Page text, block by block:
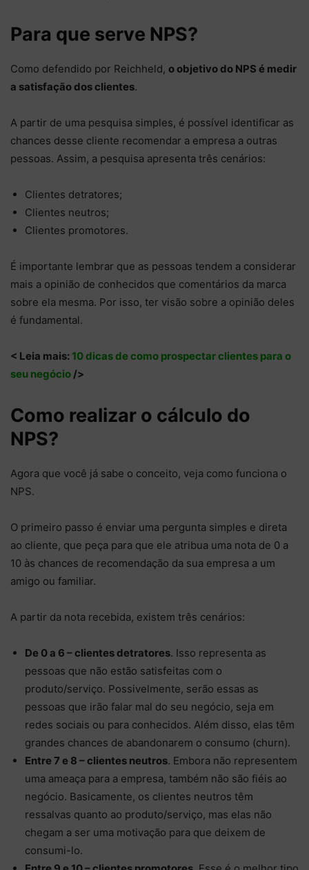
Para que serve NPS?
Como defendido por Reichheld, o objetivo do NPS é medir
a satisfação dos clientes.
A partir de uma pesquisa simples, é possível identificar as
chances desse cliente recomendar a empresa a outras
pessoas. Assim, a pesquisa apresenta três cenários:
Clientes detratores;
Clientes neutros;
Clientes promotores.
É importante lembrar que as pessoas tendem a considerar
mais a opinião de conhecidos que comentários da marca
sobre ela mesma. Por isso, ter visão sobre a opinião deles
é fundamental.
< Leia mais: 10 dicas de como prospectar clientes para o
seu negócio />
Como realizar o cálculo do
NPS?
Agora que você já sabe o conceito, veja como funciona o
NPS.
O primeiro passo é enviar uma pergunta simples e direta
ao cliente, que peça para que ele atribua uma nota de 0 a
10 às chances de recomendação da sua empresa a um
amigo ou familiar.
A partir da nota recebida, existem três cenários:
De 0 a 6 – clientes detratores. Isso representa as
pessoas que não estão satisfeitas com o
produto/serviço. Possivelmente, serão essas as
pessoas que irão falar mal do seu negócio, seja em
redes sociais ou para conhecidos. Além disso, elas têm
grandes chances de abandonarem o consumo (churn).
Entre 7 e 8 – clientes neutros. Embora não representem
uma ameaça para a empresa, também não são fiéis ao
negócio. Basicamente, os clientes neutros têm
ressalvas quanto ao produto/serviço, mas elas não
chegam a ser uma motivação para que deixem de
consumi-lo.